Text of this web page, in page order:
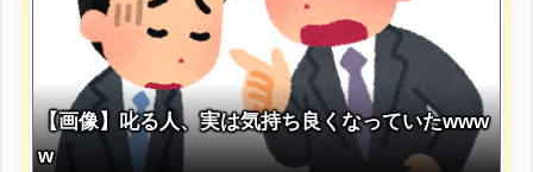
【画像】叱る人、実は気持ち良くなっていたwww
w